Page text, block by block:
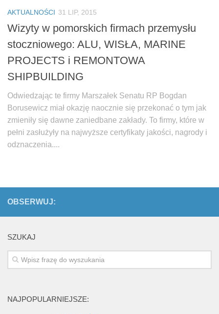
AKTUALNOŚCI 31 LIP, 2015
Wizyty w pomorskich firmach przemysłu
stoczniowego: ALU, WISŁA, MARINE
PROJECTS i REMONTOWA
SHIPBUILDING
Odwiedzając te firmy Marszałek Senatu RP Bogdan
Borusewicz miał okazję naocznie się przekonać o tym jak
zmieniły się dawne zaniedbane zakłady. To firmy, które w
pełni zasłużyły na najwyższe certyfikaty jakości, nagrody i
odznaczenia....
OBSERWUJ:
SZUKAJ
NAJPOPULARNIEJSZE: